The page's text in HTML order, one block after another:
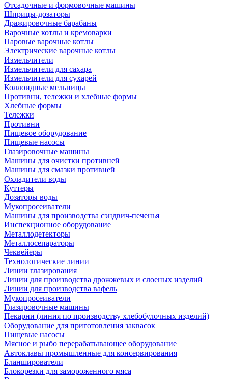
Отсадочные и формовочные машины
Шприцы-дозаторы
Дражировочные барабаны
Варочные котлы и кремоварки
Паровые варочные котлы
Электрические варочные котлы
Измельчители
Измельчители для сахара
Измельчители для сухарей
Коллоидные мельницы
Противни, тележки и хлебные формы
Хлебные формы
Тележки
Противни
Пищевое оборудование
Пищевые насосы
Глазировочные машины
Машины для очистки противней
Машины для смазки противней
Охладители воды
Куттеры
Дозаторы воды
Мукопросеиватели
Машины для производства сэндвич-печенья
Инспекционное оборудование
Металлодетекторы
Металлосепараторы
Чеквейеры
Технологические линии
Линии глазирования
Линии для производства дрожжевых и слоеных изделий
Линии для производства вафель
Мукопросеиватели
Глазировочные машины
Пекарни (линия по производству хлебобулочных изделий)
Оборудование для приготовления заквасок
Пищевые насосы
Мясное и рыбо перерабатывающее оборудование
Автоклавы промышленные для консервирования
Бланширователи
Блокорезки для замороженного мяса